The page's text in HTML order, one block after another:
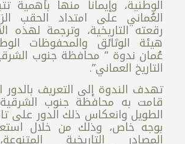
الوطنية، وإيمانا منها بأهمية
العُماني على امتداد الحقب
رقعته التاريخية، وترجمة لهذه
هيئة الوثائق والمحفوظات
عُمان ندوة ” محافظة جنوب
التاريخ العماني”.
تهدف الندوة إلى التعريف بالدور
قامت به محافظة جنوب الشرقية
الطويل وانعكاس ذلك الدور على
بوجه خاص، وذلك من خلال
المصادر التاريخية